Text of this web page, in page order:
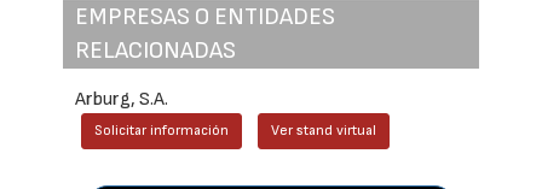
EMPRESAS O ENTIDADES
RELACIONADAS
Arburg, S.A.
Solicitar información Ver stand virtual